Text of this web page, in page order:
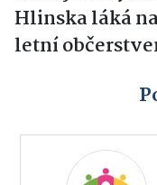
Hlinska láká
letní